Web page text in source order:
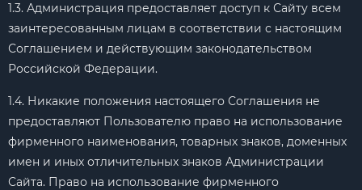
1.3. Администрация предоставляет доступ к Сайту всем
заинтересованным лицам в соответствии с настоящим
Соглашением и действующим законодательством
Российской Федерации.
1.4. Никакие положения настоящего Соглашения не
предоставляют Пользователю право на использование
фирменного наименования, товарных знаков, доменных
имен и иных отличительных знаков Администрации
Сайта. Право на использование фирменного